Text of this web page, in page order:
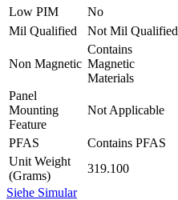
Low PIM
No
Mil Qualified
Not Mil Qualified
Non Magnetic
Contains
Magnetic
Materials
Panel
Mounting
Feature
Not Applicable
PFAS
Contains PFAS
Unit Weight
(Grams)
319.100
Siehe Simular